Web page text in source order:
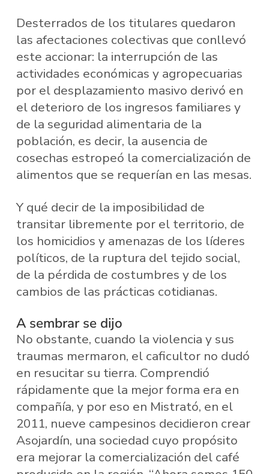
Desterrados de los titulares quedaron
las afectaciones colectivas que conllevó
este accionar: la interrupción de las
actividades económicas y agropecuarias
por el desplazamiento masivo derivó en
el deterioro de los ingresos familiares y
de la seguridad alimentaria de la
población, es decir, la ausencia de
cosechas estropeó la comercialización de
alimentos que se requerían en las mesas.
Y qué decir de la imposibilidad de
transitar libremente por el territorio, de
los homicidios y amenazas de los líderes
políticos, de la ruptura del tejido social,
de la pérdida de costumbres y de los
cambios de las prácticas cotidianas.
A sembrar se dijo
No obstante, cuando la violencia y sus
traumas mermaron, el caficultor no dudó
en resucitar su tierra. Comprendió
rápidamente que la mejor forma era en
compañía, y por eso en Mistrató, en el
2011, nueve campesinos decidieron crear
Asojardín, una sociedad cuyo propósito
era mejorar la comercialización del café